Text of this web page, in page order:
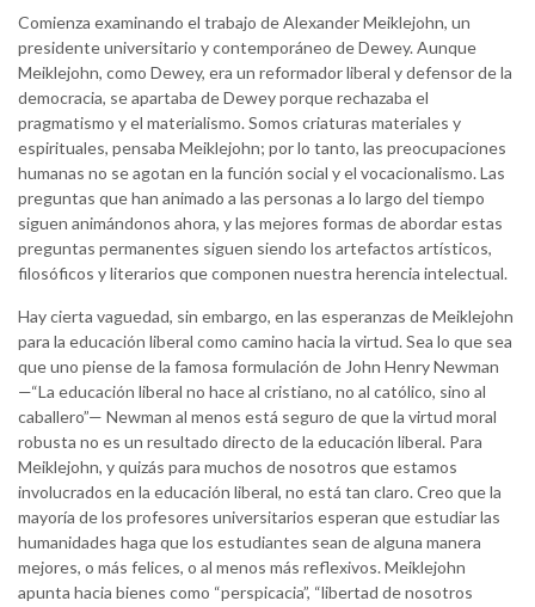
Comienza examinando el trabajo de Alexander Meiklejohn, un
presidente universitario y contemporáneo de Dewey. Aunque
Meiklejohn, como Dewey, era un reformador liberal y defensor de la
democracia, se apartaba de Dewey porque rechazaba el
pragmatismo y el materialismo. Somos criaturas materiales y
espirituales, pensaba Meiklejohn; por lo tanto, las preocupaciones
humanas no se agotan en la función social y el vocacionalismo. Las
preguntas que han animado a las personas a lo largo del tiempo
siguen animándonos ahora, y las mejores formas de abordar estas
preguntas permanentes siguen siendo los artefactos artísticos,
filosóficos y literarios que componen nuestra herencia intelectual.
Hay cierta vaguedad, sin embargo, en las esperanzas de Meiklejohn
para la educación liberal como camino hacia la virtud. Sea lo que sea
que uno piense de la famosa formulación de John Henry Newman
—“La educación liberal no hace al cristiano, no al católico, sino al
caballero”— Newman al menos está seguro de que la virtud moral
robusta no es un resultado directo de la educación liberal. Para
Meiklejohn, y quizás para muchos de nosotros que estamos
involucrados en la educación liberal, no está tan claro. Creo que la
mayoría de los profesores universitarios esperan que estudiar las
humanidades haga que los estudiantes sean de alguna manera
mejores, o más felices, o al menos más reflexivos. Meiklejohn
apunta hacia bienes como “perspicacia”, “libertad de nosotros